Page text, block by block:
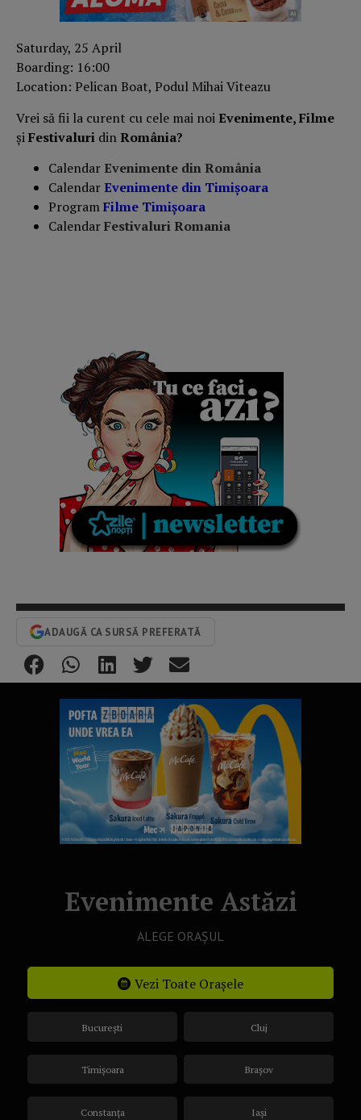
Saturday, 25 April
Boarding: 16:00
Location: Pelican Boat, Podul Mihai Viteazu
Vrei să fii la curent cu cele mai noiEvenimente, Filme
șiFestivaluri dinRomânia?
Calendar Evenimente din România
CalendarEvenimente din Timișoara
ProgramFilme Timișoara
CalendarFestivaluri Romania
ADAUGĂ CA SURSĂ PREFERATĂ
Evenimente Astăzi
ALEGE ORAȘUL
Vezi Toate Orașele
București
Timișoara
Constanța
Cluj
Brașov
Iași